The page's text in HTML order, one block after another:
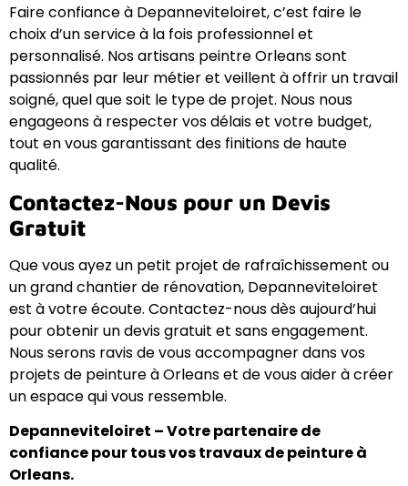
Faire confiance à Depanneviteloiret, c’est faire le
choix d’un service à la fois professionnel et
personnalisé. Nos artisans peintre Orleans sont
passionnés par leur métier et veillent à offrir un travail
soigné, quel que soit le type de projet. Nous nous
engageons à respecter vos délais et votre budget,
tout en vous garantissant des finitions de haute
qualité.
Contactez-Nous pour un Devis
Gratuit
Que vous ayez un petit projet de rafraîchissement ou
un grand chantier de rénovation, Depanneviteloiret
est à votre écoute. Contactez-nous dès aujourd’hui
pour obtenir un devis gratuit et sans engagement.
Nous serons ravis de vous accompagner dans vos
projets de peinture à Orleans et de vous aider à créer
un espace qui vous ressemble.
Depanneviteloiret – Votre partenaire de
confiance pour tous vos travaux de peinture à
Orleans.